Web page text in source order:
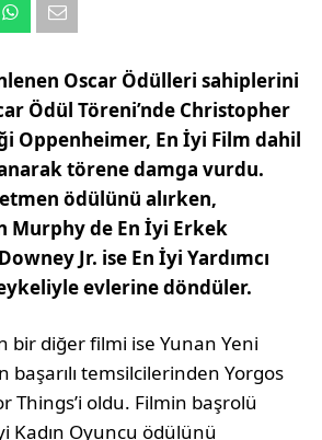
Oscar Ödülleri sahiplerini
Ödül Töreni’nde Christopher
Oppenheimer, En İyi Film dahil
törene damga vurdu.
ödülünü alırken,
Murphy de En İyi Erkek
Jr. ise En İyi Yardımcı
evlerine döndüler.
bir diğer filmi ise Yunan Yeni
başarılı temsilcilerinden Yorgos
Things’i oldu. Filmin başrolü
Kadın Oyuncu ödülünü